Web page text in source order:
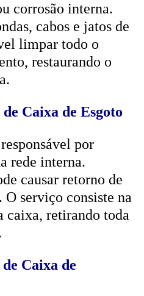
corrosão interna.
cabos e jatos de
limpar todo o
restaurando o
Caixa de Esgoto
por
rede interna.
causar retorno de
O serviço consiste na
caixa, retirando toda
Caixa de